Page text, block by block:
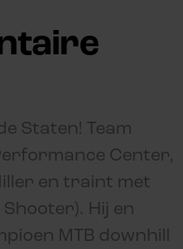
Staten! Team
Center,
en traint met
Hij en
MTB downhill